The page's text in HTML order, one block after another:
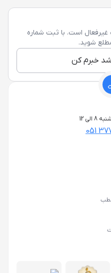
است. با ثبت شماره
شوید.
شد خبرم کن
051